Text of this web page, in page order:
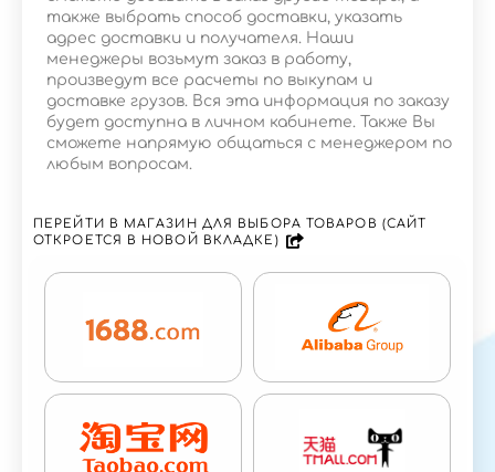
также выбрать способ доставки, указать
адрес доставки и получателя. Наши
менеджеры возьмут заказ в работу,
произведут все расчеты по выкупам и
доставке грузов. Вся эта информация по заказу
будет доступна в личном кабинете. Также Вы
сможете напрямую общаться с менеджером по
любым вопросам.
ПЕРЕЙТИ В МАГАЗИН ДЛЯ ВЫБОРА ТОВАРОВ (САЙТ
ОТКРОЕТСЯ В НОВОЙ ВКЛАДКЕ)